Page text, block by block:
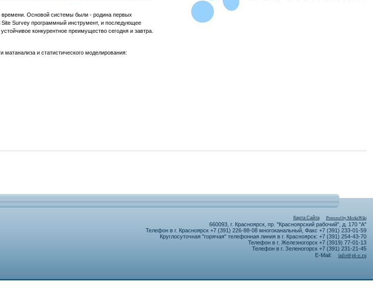
Основой системы были - родина первых
Survey программный инструмент, и последующее
конкурентное преимущество сегодня и завтра.
и статистического моделирования:
Карта Сайта Powered by MediaWiki
660093, г. Красноярск, пр. "Красноярский рабочий", д. 170 "А"
Телефон в г. Красноярск +7 (391) 226-88-08 многоканальный, Факс +7 (391) 233-01-59
Круглосуточная "горячая" телефонная линия в г. Красноярск: +7 (391) 254-43-70
Телефон в г. Железногорск +7 (3919) 77-01-13
Телефон в г. Зеленогорск +7 (391) 231-21-45
E-Mail:
info@pl-e.ru